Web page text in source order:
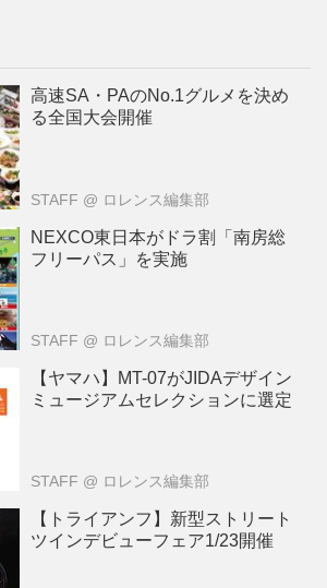
高速SA・PAのNo.1グルメを決め
る全国大会開催
STAFF @ ロレンス編集部
NEXCO東日本がドラ割「南房総
フリーパス」を実施
STAFF @ ロレンス編集部
【ヤマハ】MT-07がJIDAデザイン
ミュージアムセレクションに選定
STAFF @ ロレンス編集部
【トライアンフ】新型ストリート
ツインデビューフェア1/23開催